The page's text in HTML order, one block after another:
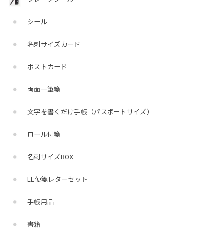
シール
名刺サイズカード
ポストカード
両面一筆箋
文字を書くだけ手帳（パスポートサイズ）
ロール付箋
名刺サイズBOX
LL便箋レターセット
手帳用品
書籍